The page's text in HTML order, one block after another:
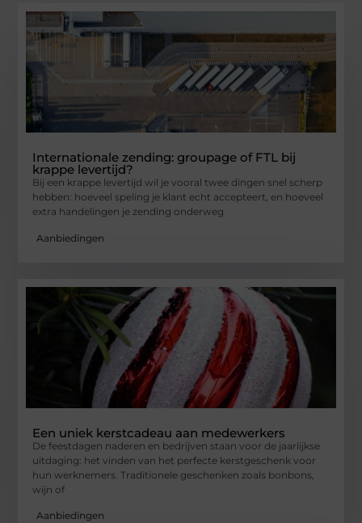
Internationale zending: groupage of FTL bij
krappe levertijd?
Bij een krappe levertijd wil je vooral twee dingen snel scherp
hebben: hoeveel speling je klant echt accepteert, en hoeveel
extra handelingen je zending onderweg
Aanbiedingen
Een uniek kerstcadeau aan medewerkers
De feestdagen naderen en bedrijven staan voor de jaarlijkse
uitdaging: het vinden van het perfecte kerstgeschenk voor
hun werknemers. Traditionele geschenken zoals bonbons,
wijn of
Aanbiedingen